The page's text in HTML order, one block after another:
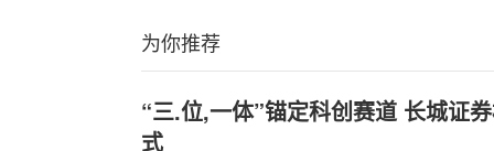
为你推荐
“三.位,一体”锚定科创赛道 长城证
式